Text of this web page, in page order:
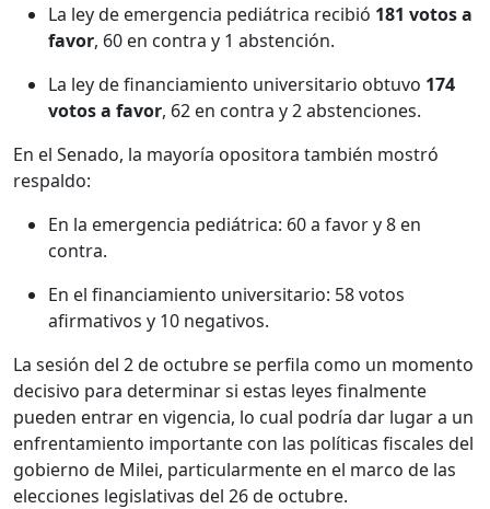
La ley de emergencia pediátrica recibió 181 votos a
favor, 60 en contra y 1 abstención.
La ley de financiamiento universitario obtuvo 174
votos a favor, 62 en contra y 2 abstenciones.
En el Senado, la mayoría opositora también mostró
respaldo:
En la emergencia pediátrica: 60 a favor y 8 en
contra.
En el financiamiento universitario: 58 votos
afirmativos y 10 negativos.
La sesión del 2 de octubre se perfila como un momento
decisivo para determinar si estas leyes finalmente
pueden entrar en vigencia, lo cual podría dar lugar a un
enfrentamiento importante con las políticas fiscales del
gobierno de Milei, particularmente en el marco de las
elecciones legislativas del 26 de octubre.